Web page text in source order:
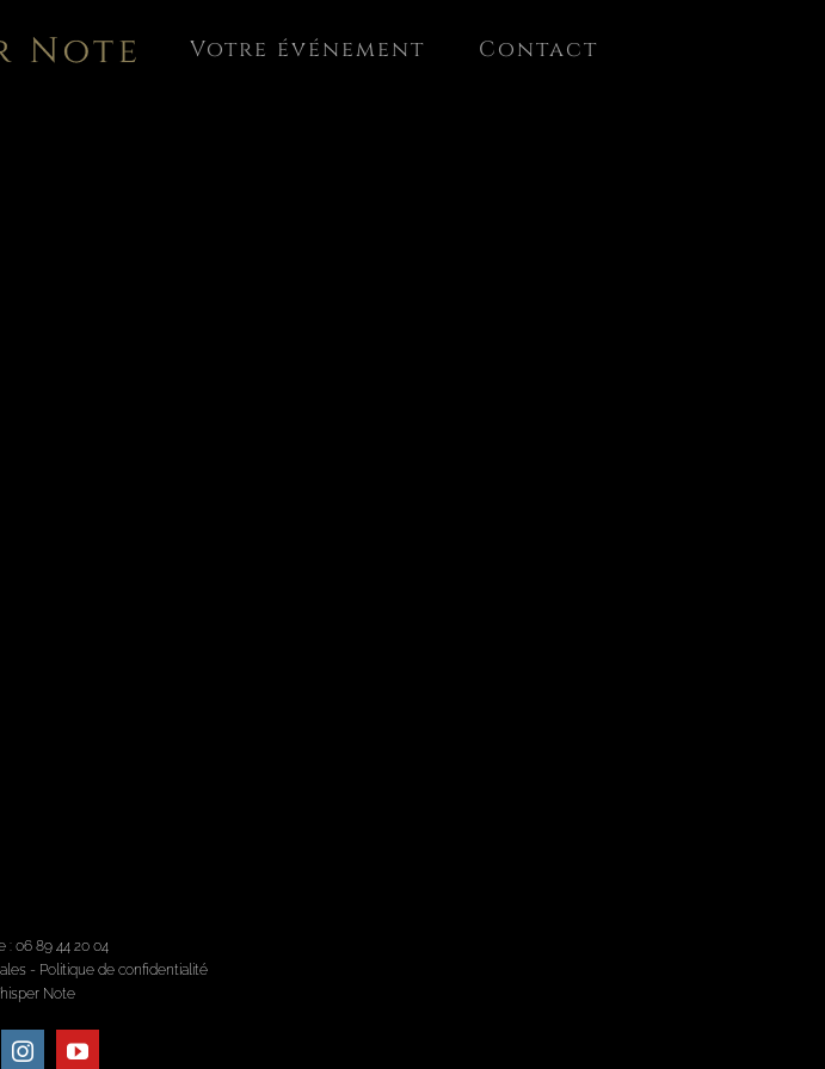
Votre événement Contact
: 06 89 44 20 04
- Politique de confidentialité
Note
InstagramYouTube